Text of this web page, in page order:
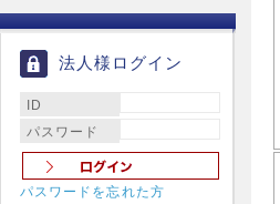
法人様ログイン
ID
パスワード
パスワードを忘れた方